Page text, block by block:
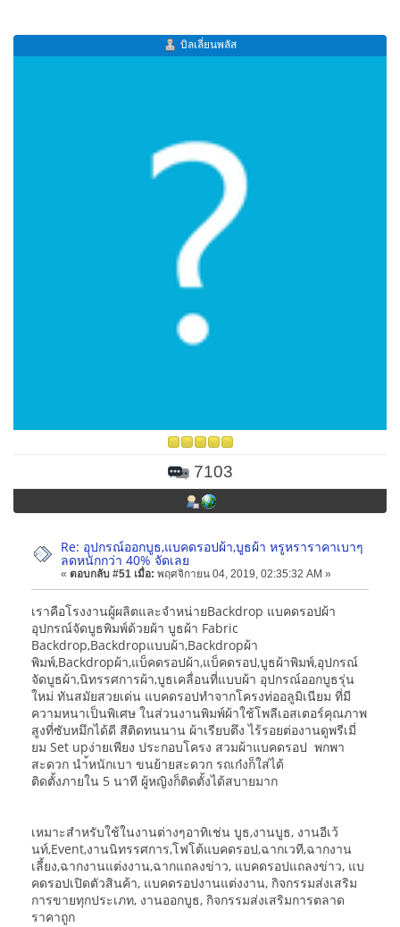
บิลเลี่ยนพลัส
7103
Re: อุปกรณ์ออกบูธ,แบคดรอปผ้า,บูธผ้า หรูหราราคาเบาๆ
ลดหนักกว่า 40% จัดเลย
« ตอบกลับ #51 เมื่อ: พฤศจิกายน 04, 2019, 02:35:32 AM »
เราคือโรงงานผู้ผลิตและจำหน่ายBackdrop แบคดรอปผ้า
อุปกรณ์จัดบูธพิมพ์ด้วยผ้า บูธผ้า Fabric
Backdrop,Backdropแบบผ้า,Backdropผ้า
พิมพ์,Backdropผ้า,แบ็คดรอปผ้า,แบ็คดรอป,บูธผ้าพิมพ์,อุปกรณ์
จัดบูธผ้า,นิทรรศการผ้า,บูธเคลื่อนที่แบบผ้า อุปกรณ์ออกบูธรุ่น
ใหม่ ทันสมัยสวยเด่น แบคดรอปทำจากโครงท่ออลูมิเนียม ที่มี
ความหนาเป็นพิเศษ ในส่วนงานพิมพ์ผ้าใช้โพลีเอสเตอร์คุณภาพ
สูงที่ซับหมึกได้ดี สีติดทนนาน ผ้าเรียบตึง ไร้รอยต่องานดูพรีเมี่
ยม Set upง่ายเพียง ประกอบโครง สวมผ้าแบคดรอป พกพา
สะดวก นำ้หนักเบา ขนย้ายสะดวก รถเก๋งก็ใส่ได้
ติดตั้งภายใน 5 นาที ผู้หญิงก็ติดตั้งได้สบายมาก
เหมาะสำหรับใช้ในงานต่างๆอาทิเช่น บูธ,งานบูธ, งานอีเว้
นท์,Event,งานนิทรรศการ,โฟโต้แบคดรอป,ฉากเวที,ฉากงาน
เลี้ยง,ฉากงานแต่งงาน,ฉากแถลงข่าว, แบคดรอปแถลงข่าว, แบ
คดรอปเปิดตัวสินค้า, แบคดรอปงานแต่งงาน, กิจกรรมส่งเสริม
การขายทุกประเภท, งานออกบูธ, กิจกรรมส่งเสริมการตลาด
ราคาถูก